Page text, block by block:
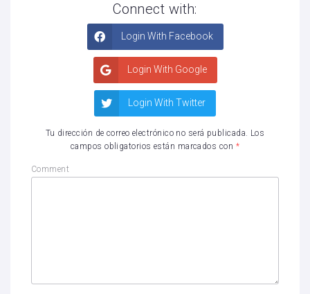
Connect with:
Login With Facebook
Login With Google
Login With Twitter
Tu dirección de correo electrónico no será publicada.
Los
campos obligatorios están marcados con *
Comment